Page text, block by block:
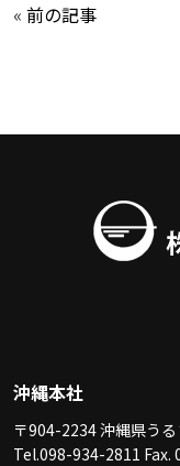
« 前の記事
沖縄本社
〒904-2234 沖縄県う
Tel.098-934-2811 Fax.